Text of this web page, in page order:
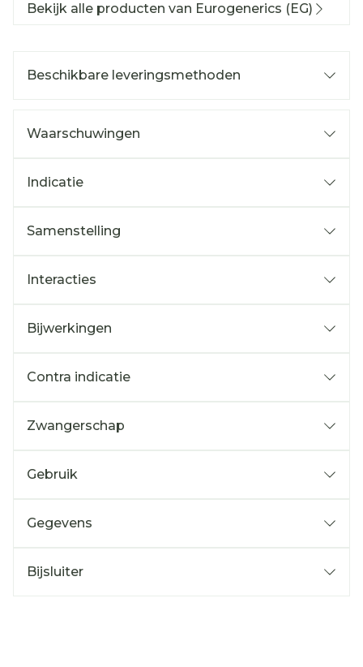
Bekijk alle producten van Eurogenerics (EG)
Beschikbare leveringsmethoden
Waarschuwingen
Indicatie
Samenstelling
Interacties
Bijwerkingen
Contra indicatie
Zwangerschap
Gebruik
Gegevens
Bijsluiter